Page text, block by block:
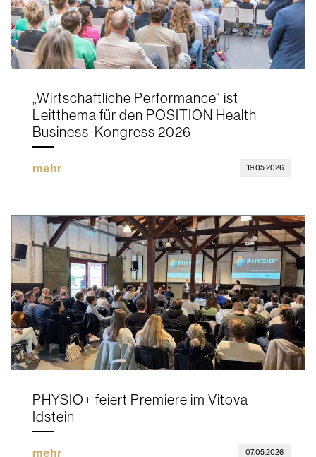
„Wirtschaftliche Performance“ ist
Leitthema für den POSITION Health
Business-Kongress 2026
mehr 19.05.2026
PHYSIO+ feiert Premiere im Vitova
Idstein
mehr 07.05.2026